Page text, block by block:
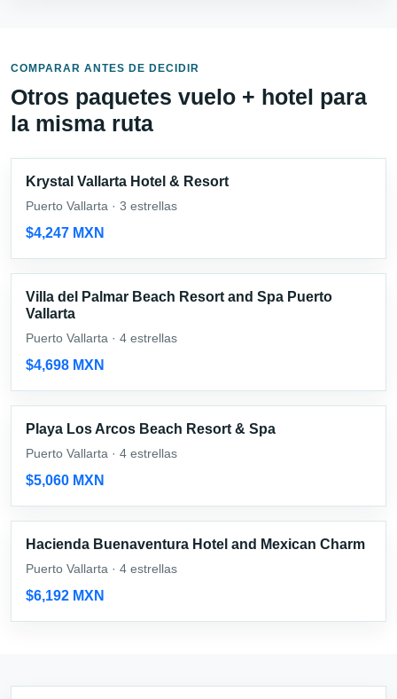
COMPARAR ANTES DE DECIDIR
Otros paquetes vuelo + hotel para
la misma ruta
Krystal Vallarta Hotel & Resort
Puerto Vallarta · 3 estrellas
$4,247 MXN
Villa del Palmar Beach Resort and Spa Puerto
Vallarta
Puerto Vallarta · 4 estrellas
$4,698 MXN
Playa Los Arcos Beach Resort & Spa
Puerto Vallarta · 4 estrellas
$5,060 MXN
Hacienda Buenaventura Hotel and Mexican Charm
Puerto Vallarta · 4 estrellas
$6,192 MXN